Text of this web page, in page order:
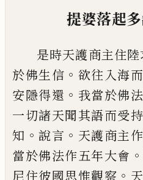
提婆落起多
是時天護商主住
於佛生信 。 欲往入海
安隱得還 。 我當於佛
一切諸天聞其語而受
知 。說言 。 天護商主
當於佛法作五年大會 。
尼住彼國思惟觀察 。